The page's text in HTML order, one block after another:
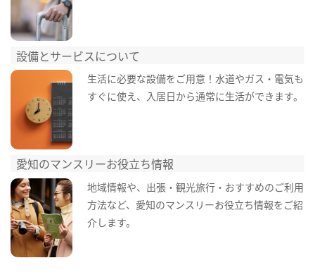
設備とサービスについて
生活に必要な設備をご用意！水道やガス・電気も
すぐに使え、入居日から通常に生活ができます。
愛知のマンスリーお役立ち情報
地域情報や、出張・観光旅行・おすすめのご利用
方法など、愛知のマンスリーお役立ち情報をご紹
介します。